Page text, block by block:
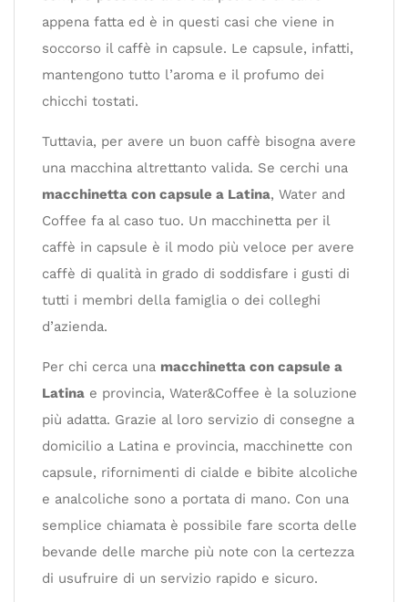
appena fatta ed è in questi casi che viene in
soccorso il caffè in capsule. Le capsule, infatti,
mantengono tutto l’aroma e il profumo dei
chicchi tostati.
Tuttavia, per avere un buon caffè bisogna avere
una macchina altrettanto valida. Se cerchi una
macchinetta con capsule a Latina, Water and
Coffee fa al caso tuo. Un macchinetta per il
caffè in capsule è il modo più veloce per avere
caffè di qualità in grado di soddisfare i gusti di
tutti i membri della famiglia o dei colleghi
d’azienda.
Per chi cerca una macchinetta con capsule a
Latina e provincia, Water&Coffee è la soluzione
più adatta. Grazie al loro servizio di consegne a
domicilio a Latina e provincia, macchinette con
capsule, rifornimenti di cialde e bibite alcoliche
e analcoliche sono a portata di mano. Con una
semplice chiamata è possibile fare scorta delle
bevande delle marche più note con la certezza
di usufruire di un servizio rapido e sicuro.